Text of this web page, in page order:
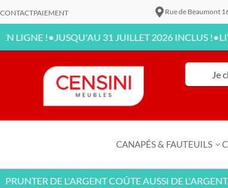
CONTACTPAIEMENT Rue de Beaumont
!•JUSQU'AU 31 JUILLET 2026 INCLUS !•
CANAPÉS & FAUTEUILS
DE L'ARGENT COÛTE AUSSI DE L'ARGENT.—